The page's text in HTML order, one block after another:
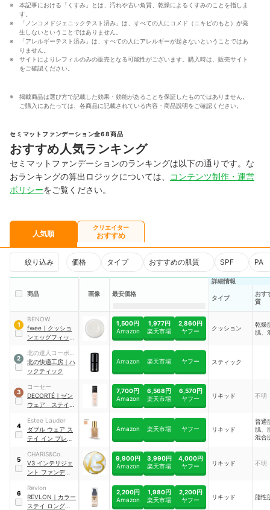
本記事における「くすみ」とは、汚れや古い角質、乾燥によるくすみのことを指しま
す。
「ノンコメドジェニックテスト済み」は、すべての人にコメド（ニキビのもと）が発
生しないということではありません。
「アレルギーテスト済み」は、すべての人にアレルギーが起きないということではあ
りません。
サイトによりレフィルのみの販売となる可能性がございます。購入時は、販売サイト
をご確認ください。
掲載商品は選び方で記載した効果・効能があることを保証したものではありません。
ご購入にあたっては、各商品に記載されている内容・商品説明をご確認ください。
セミマットファンデーション全68商品
おすすめ人気ランキング
セミマットファンデーションのランキングは以下の通りです。な
おランキングの算出ロジックについては、
コンテンツ制作・運営
ポリシーをご覧ください。
人気順
クリエイター
おすすめ
絞り込み 価格 タイプ おすすめの肌質 SPF PA
商品 画像 最安価格
詳細情報
タイプ
おす
質
1
BENOW
fwee ｜ クッショ
ンエッグフィット
1,500円
Amazon
1,977円
楽天市場
2,860円
ヤフー
クッション
乾燥
肌、
2
北の達人コーポレ
ーション
北の快適工房 ｜ ハ
ックティック
Amazon 楽天市場 ヤフー スティック
3
コーセー
DECORTÉ ｜ ゼン
ウェア ステイ
7,700円
Amazon
6,568円
楽天市場
6,570円
ヤフー
リキッド 不明
4
Estee Lauder
ダブル ウェア ス
テイ イン プレイ
Amazon 楽天市場 ヤフー リキッド
普通
肌、
混合
5
CHARIS&Co.
V3 インテリジェ
ント ファンデーシ
9,900円
Amazon
3,990円
楽天市場
4,000円
ヤフー
リキッド 不明
6
Revlon
REVLON ｜ カラー
ステイ ロングウェ
2,200円
Amazon
1,980円
楽天市場
2,200円
ヤフー
リキッド 脂性